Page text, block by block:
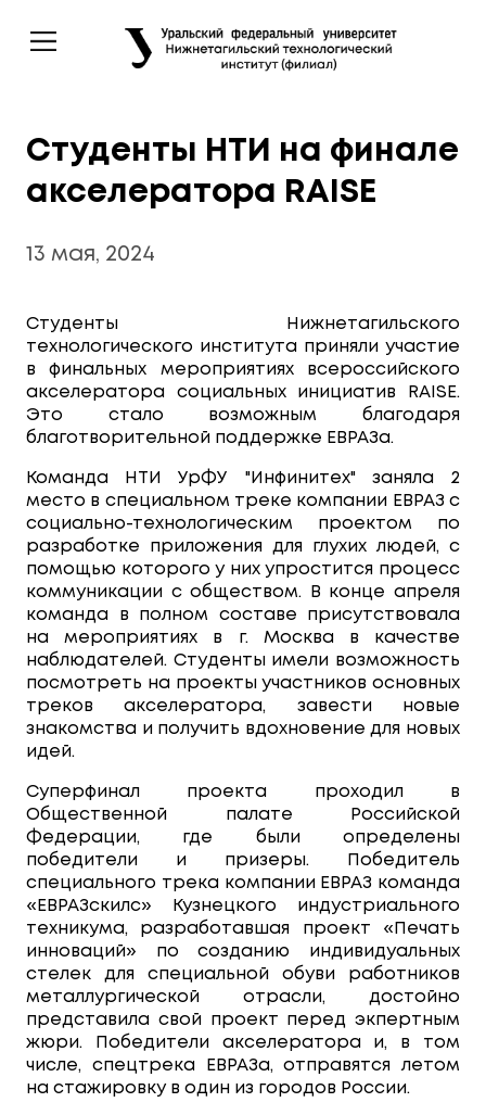
Студенты НТИ на финале
акселератора RAISE
13 мая, 2024
Студенты Нижнетагильского
технологического института приняли участие
в финальных мероприятиях всероссийского
акселератора социальных инициатив RAISE.
Это стало возможным благодаря
благотворительной поддержке ЕВРАЗа.
Команда НТИ УрФУ "Инфинитех" заняла 2
место в специальном треке компании ЕВРАЗ с
социально-технологическим проектом по
разработке приложения для глухих людей, с
помощью которого у них упростится процесс
коммуникации с обществом. В конце апреля
команда в полном составе присутствовала
на мероприятиях в г. Москва в качестве
наблюдателей. Студенты имели возможность
посмотреть на проекты участников основных
треков акселератора, завести новые
знакомства и получить вдохновение для новых
идей.
Суперфинал проекта проходил в
Общественной палате Российской
Федерации, где были определены
победители и призеры. Победитель
специального трека компании ЕВРАЗ команда
«ЕВРАЗскилс» Кузнецкого индустриального
техникума, разработавшая проект «Печать
инноваций» по созданию индивидуальных
стелек для специальной обуви работников
металлургической отрасли, достойно
представила свой проект перед экпертным
жюри. Победители акселератора и, в том
числе, спецтрека ЕВРАЗа, отправятся летом
на стажировку в один из городов России.